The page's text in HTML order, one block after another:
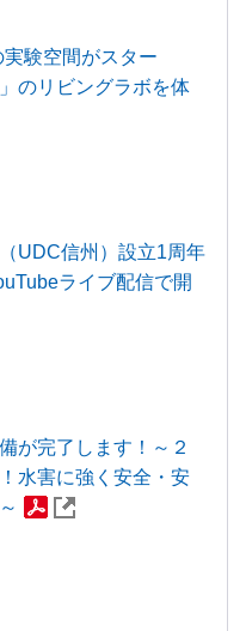
実験空間がスター
のリビングラボを体
UDC信州）設立1周年
ライブ配信で開
が完了します！～２
水害に強く安全・安